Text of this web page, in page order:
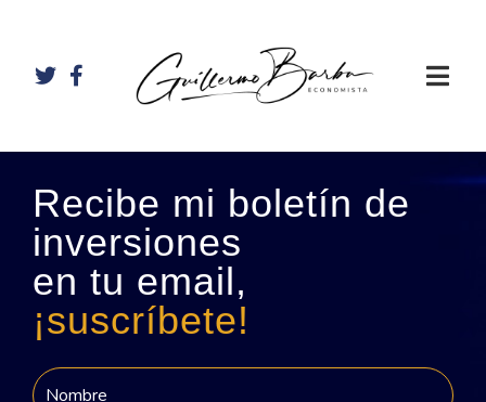
Recibe mi boletín de
inversiones
en tu email,
¡suscríbete!